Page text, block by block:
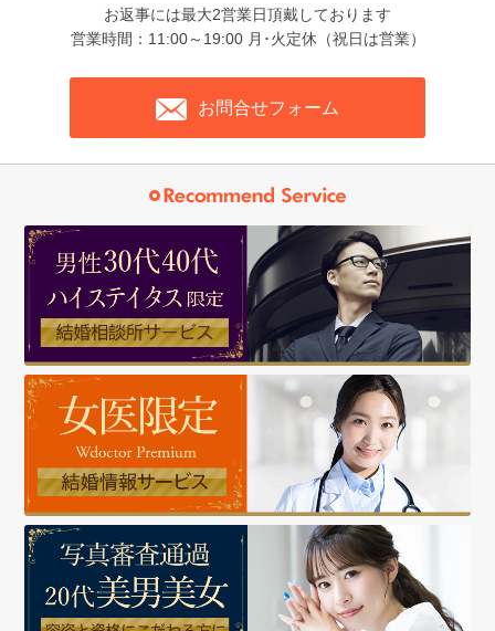
お返事には最大2営業日頂戴しております
営業時間：11:00～19:00 月･火定休（祝日は営業）
お問合せフォーム